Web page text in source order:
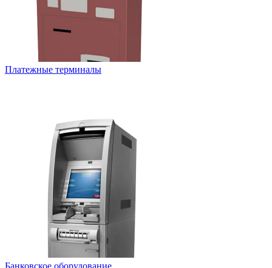
Платежные терминалы
Банковское оборудование